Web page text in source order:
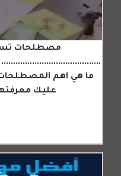
مصطلحات
ما هي اهم
عليك